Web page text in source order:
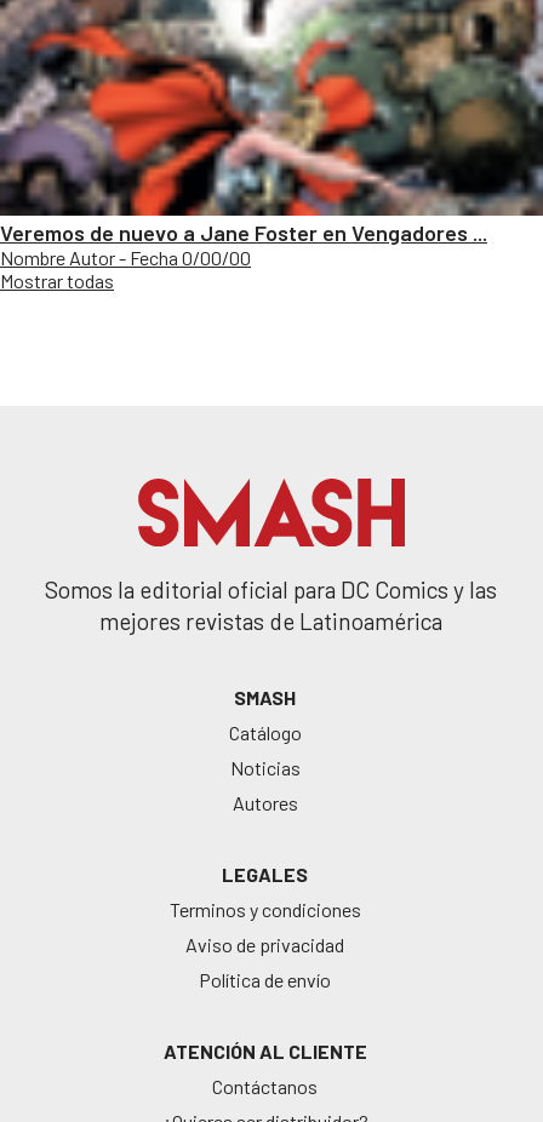
Veremos de nuevo a Jane Foster en Vengadores ...
Nombre Autor - Fecha 0/00/00
Mostrar todas
Somos la editorial oficial para DC Comics y las
mejores revistas de Latinoamérica
SMASH
Catálogo
Noticias
Autores
LEGALES
Terminos y condiciones
Aviso de privacidad
Política de envío
ATENCIÓN AL CLIENTE
Contáctanos